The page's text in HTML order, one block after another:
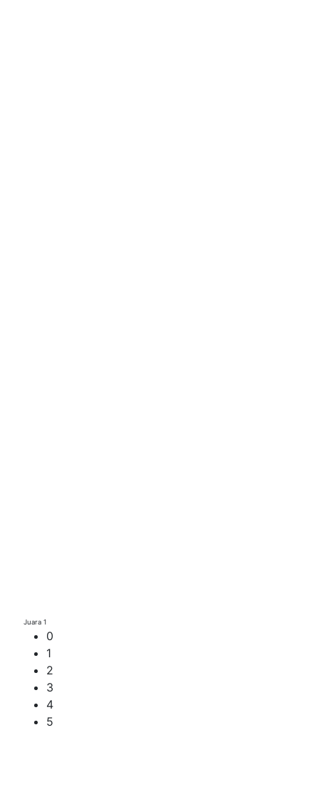
Juara 1
0
1
2
3
4
5